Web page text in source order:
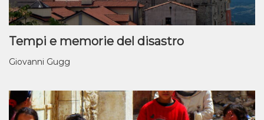
Tempi e memorie del disastro
Giovanni Gugg